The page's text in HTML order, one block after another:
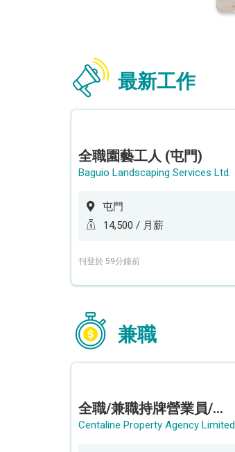
最新工作
全職園藝工人 (屯門)
Baguio Landscaping Services Ltd.
屯門
14,500 / 月薪
刊登於 59分鐘前
兼職
全職/兼職持牌營業員/持牌地產代理 (長沙灣/將軍澳/油塘)
Centaline Property Agency Limited